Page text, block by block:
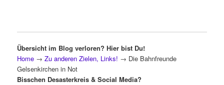
Übersicht im Blog verloren? Hier bist Du!
Home → Zu anderen Zielen, Links! → Die Bahnfreunde
Gelsenkirchen in Not
Bisschen Desasterkreis & Social Media?